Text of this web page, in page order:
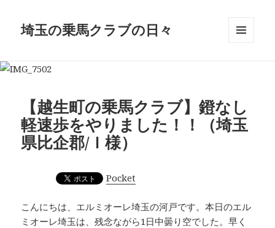
埼玉の乗馬クラブの日々
【越生町の乗馬クラブ】鐙なし
軽速歩をやりました！！（埼玉
県比企郡/Ｉ様）
Pocket
こんにちは、エルミオーレ埼玉の河戸です。本日のエル
ミオーレ埼玉は、残念ながら1日中曇り空でした。早く